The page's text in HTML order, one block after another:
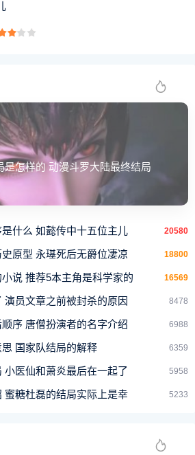
是怎样的 动漫斗罗大陆最终结局
什么 如懿传中十五位主儿 20580
原型 永璂死后无爵位凄凉 18800
说 推荐5本主角是科学家的 16569
演员文章之前被封杀的原因 8478
序 唐僧扮演者的名字介绍 6988
国家队结局的解释 6359
小医仙和萧炎最后在一起了 5958
蜜糖杜磊的结局实际上是幸 5233